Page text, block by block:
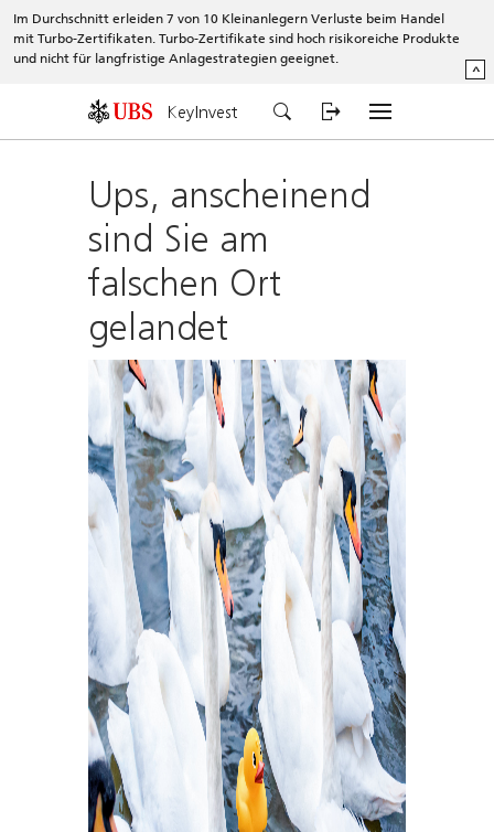
Im Durchschnitt erleiden 7 von 10 Kleinanlegern Verluste beim Handel
mit Turbo-Zertifikaten. Turbo-Zertifikate sind hoch risikoreiche Produkte
und nicht für langfristige Anlagestrategien geeignet.
^
KeyInvest
Ups, anscheinend
sind Sie am
falschen Ort
gelandet